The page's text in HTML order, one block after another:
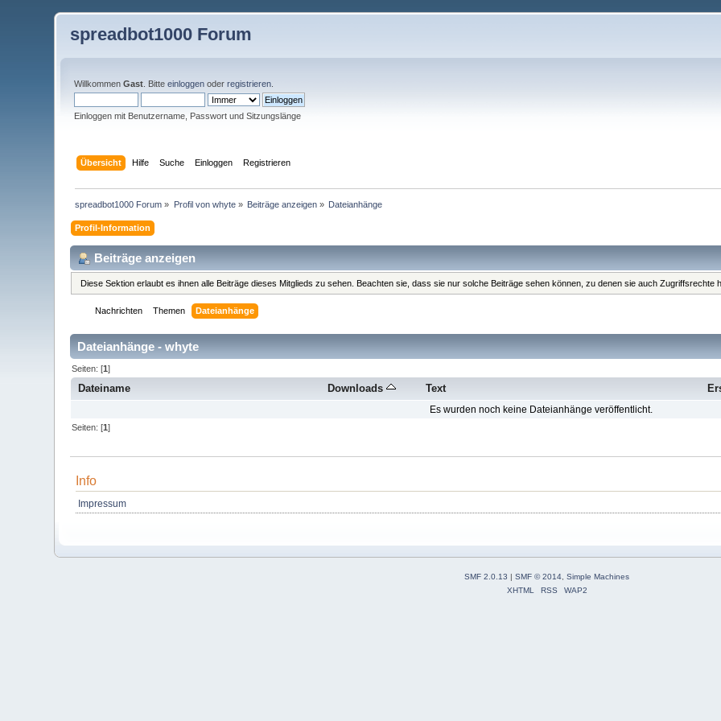
spreadbot1000 Forum
WillkommenGast . Bitteeinloggen oderregistrieren
Einloggen mit Benutzername, Passwort und Sitzungslänge
Übersicht Hilfe Suche Einloggen Registrieren
spreadbot1000 Forum » Profil von whyte» Beiträge anzeigen » Dateianhänge
Profil-Information
Beiträge anzeigen
Diese Sektion erlaubt es ihnen alle Beiträge dieses Mitglieds zu sehen. Beachten sie, dass sie nur solche Beiträge sehen können, zu denen sie auch Zugriffsrechte
Nachrichten Themen Dateianhänge
Dateianhänge - whyte
Seiten: [1]
Dateiname Downloads Text
Es wurden noch keine Dateianhänge veröffentlicht.
Seiten: [1]
Info
Impressum
SMF 2.0.13 | SMF © 2014 Simple Machines
XHTML
RSS WAP2